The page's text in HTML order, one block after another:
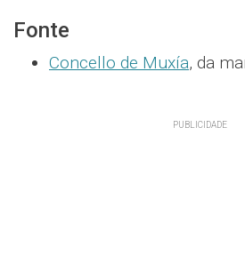
Fonte
Concello de Muxía, da